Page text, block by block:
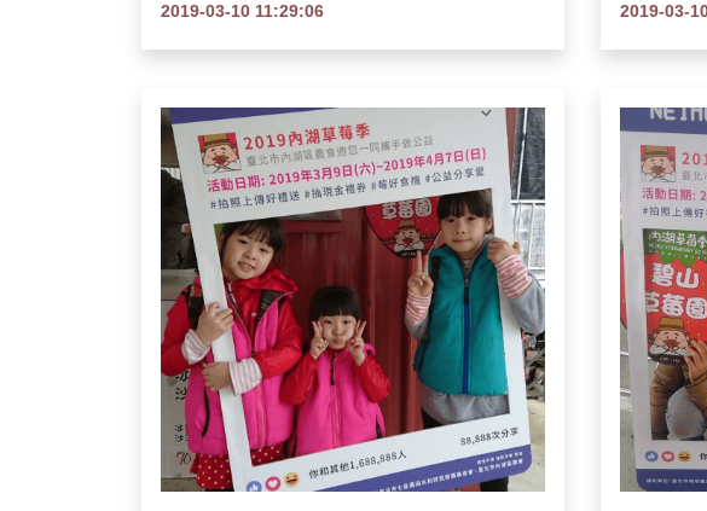
2019-03-10 11:29:06 2019-03-